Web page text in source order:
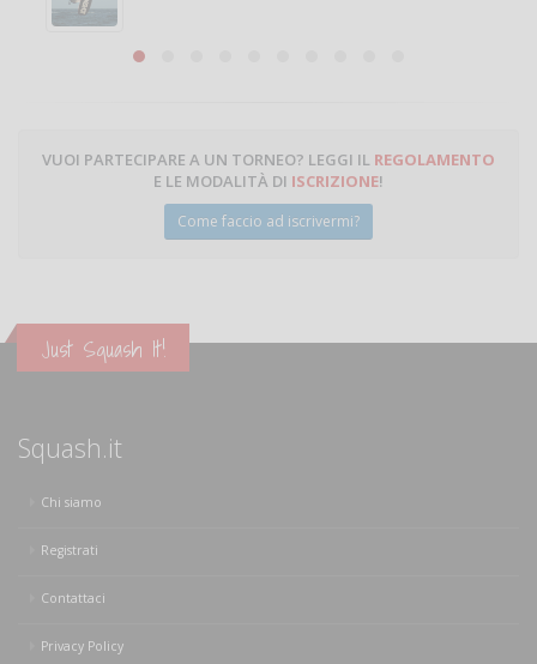
VUOI PARTECIPARE A UN TORNEO? LEGGI IL REGOLAMENTO
E LE MODALITÀ DI ISCRIZIONE!
Come faccio ad iscrivermi?
Just Squash It!
Squash.it
Chi siamo
Registrati
Contattaci
Privacy Policy